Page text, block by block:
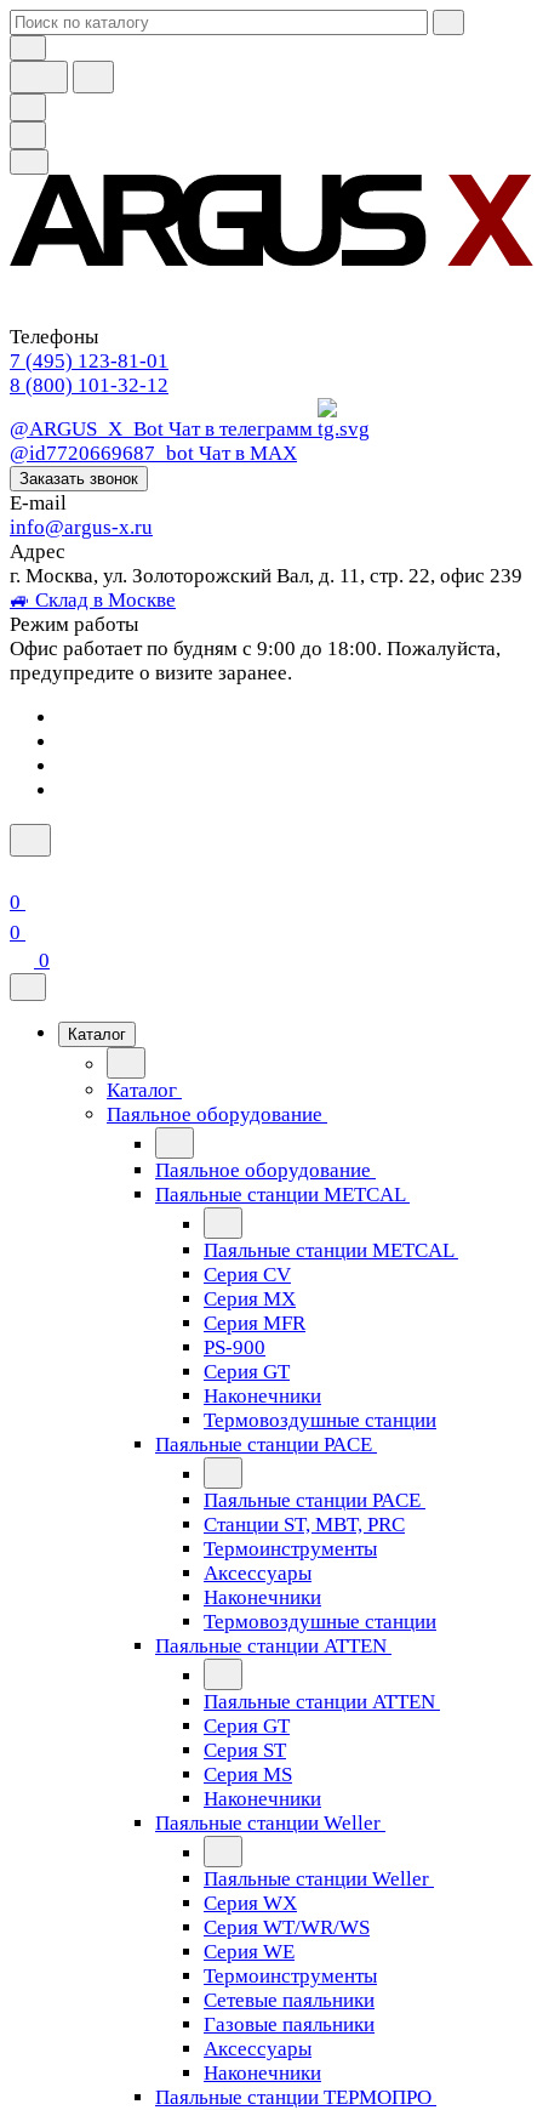
Телефоны
7 (495) 123-81-01
8 (800) 101-32-12
@ARGUS_X_Bot Чат в телеграмм
@id7720669687_bot Чат в МАХ
Заказать звонок
E-mail
info@argus-x.ru
Адрес
г. Москва, ул. Золоторожский Вал, д. 11, стр. 22, офис 239
🚙 Склад в Москве
Режим работы
Офис работает по будням с 9:00 до 18:00. Пожалуйста,
предупредите о визите заранее.
0
0
0
Каталог
Каталог
Паяльное оборудование
Паяльное оборудование
Паяльные станции METCAL
Паяльные станции METCAL
Серия CV
Серия MX
Серия MFR
PS-900
Серия GT
Наконечники
Термовоздушные станции
Паяльные станции PACE
Паяльные станции PACE
Станции ST, MBT, PRC
Термоинструменты
Аксессуары
Наконечники
Термовоздушные станции
Паяльные станции ATTEN
Паяльные станции ATTEN
Серия GT
Серия ST
Серия MS
Наконечники
Паяльные станции Weller
Паяльные станции Weller
Серия WX
Серия WT/WR/WS
Серия WE
Термоинструменты
Сетевые паяльники
Газовые паяльники
Аксессуары
Наконечники
Паяльные станции ТЕРМОПРО